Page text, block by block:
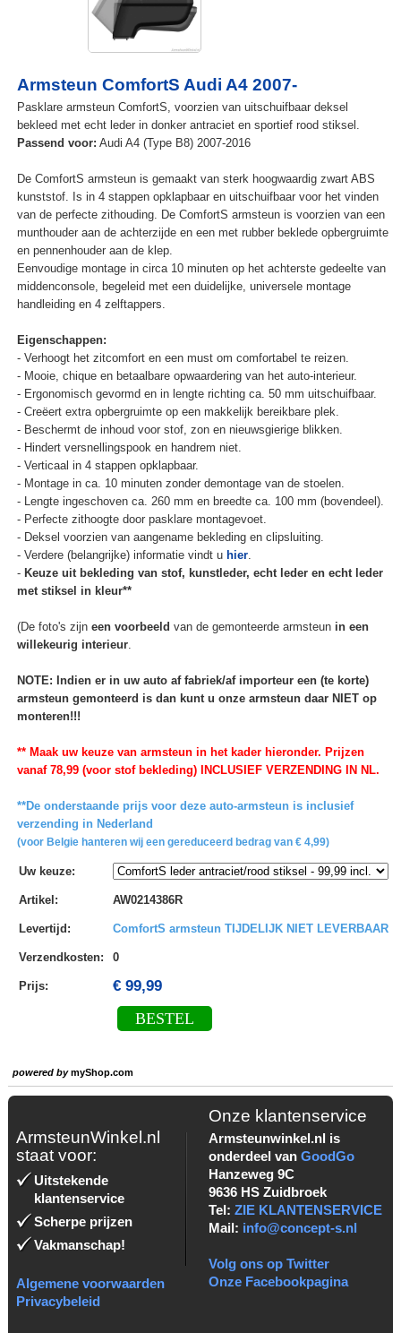
Armsteun ComfortS Audi A4 2007-
Pasklare armsteun ComfortS, voorzien van uitschuifbaar deksel
bekleed met echt leder in donker antraciet en sportief rood stiksel.
Passend voor: Audi A4 (Type B8) 2007-2016
De ComfortS armsteun is gemaakt van sterk hoogwaardig zwart ABS
kunststof. Is in 4 stappen opklapbaar en uitschuifbaar voor het vinden
van de perfecte zithouding. De ComfortS armsteun is voorzien van een
munthouder aan de achterzijde en een met rubber beklede opbergruimte
en pennenhouder aan de klep.
Eenvoudige montage in circa 10 minuten op het achterste gedeelte van
middenconsole, begeleid met een duidelijke, universele montage
handleiding en 4 zelftappers.
Eigenschappen:
- Verhoogt het zitcomfort en een must om comfortabel te reizen.
- Mooie, chique en betaalbare opwaardering van het auto-interieur.
- Ergonomisch gevormd en in lengte richting ca. 50 mm uitschuifbaar.
- Creëert extra opbergruimte op een makkelijk bereikbare plek.
- Beschermt de inhoud voor stof, zon en nieuwsgierige blikken.
- Hindert versnellingspook en handrem niet.
- Verticaal in 4 stappen opklapbaar.
- Montage in ca. 10 minuten zonder demontage van de stoelen.
- Lengte ingeschoven ca. 260 mm en breedte ca. 100 mm (bovendeel).
- Perfecte zithoogte door pasklare montagevoet.
- Deksel voorzien van aangename bekleding en clipsluiting.
- Verdere (belangrijke) informatie vindt u hier.
- Keuze uit bekleding van stof, kunstleder, echt leder en echt leder
met stiksel in kleur**
(De foto's zijn een voorbeeld van de gemonteerde armsteun in een
willekeurig interieur.
NOTE: Indien er in uw auto af fabriek/af importeur een (te korte)
armsteun gemonteerd is dan kunt u onze armsteun daar NIET op
monteren!!!
** Maak uw keuze van armsteun in het kader hieronder. Prijzen
vanaf 78,99 (voor stof bekleding) INCLUSIEF VERZENDING IN NL.
**De onderstaande prijs voor deze auto-armsteun is inclusief
verzending in Nederland
(voor Belgie hanteren wij een gereduceerd bedrag van € 4,99)
Uw keuze:
Artikel : AW0214386R
Levertijd : ComfortS armsteun TIJDELIJK NIET LEVERBAAR
Verzendkosten: 0
Prijs: € 99,99
BESTEL
powered bymyShop.com
ArmsteunWinkel.nl
staat voor:
Uitstekende
klantenservice
Scherpe prijzen
Vakmanschap!
Algemene voorwaarden
Privacybeleid
Onze klantenservice
Armsteunwinkel.nl is
onderdeel van GoodGo
Hanzeweg 9C
9636 HS Zuidbroek
Tel: ZIE KLANTENSERVICE
Mail: info@concept-s.nl
Volg ons op Twitter
Onze Facebookpagina